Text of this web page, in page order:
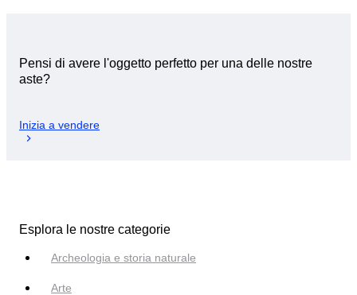
Pensi di avere l'oggetto perfetto per una delle nostre
aste?
Inizia a vendere
Esplora le nostre categorie
Archeologia e storia naturale
Arte